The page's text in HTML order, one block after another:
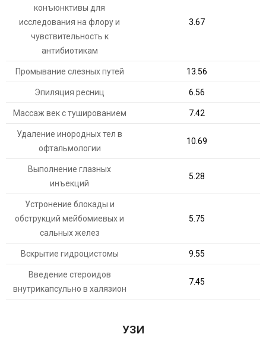
конъюнктивы для
исследования на флору и
чувствительность к
антибиотикам
3.67
Промывание слезных путей 13.56
Эпиляция ресниц 6.56
Массаж век с тушированием 7.42
Удаление инородных тел в
офтальмологии
10.69
Выполнение глазных
инъекций
5.28
Устронение блокады и
обструкций мейбомиевых и
сальных желез
5.75
Вскрытие гидроцистомы 9.55
Введение стероидов
внутрикапсульно в халязион
7.45
УЗИ